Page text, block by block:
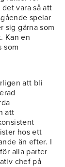
vara så att
spelar
sig gärna som
Kan en
som
att bli
att
hos ett
än efter. I
alla parter
chef på